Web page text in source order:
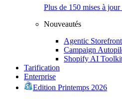
Plus de 150 mises à
Nouveautés
Agentic
Campaign
Shopify AI
Tarification
Enterprise
Edition Printemps 2026